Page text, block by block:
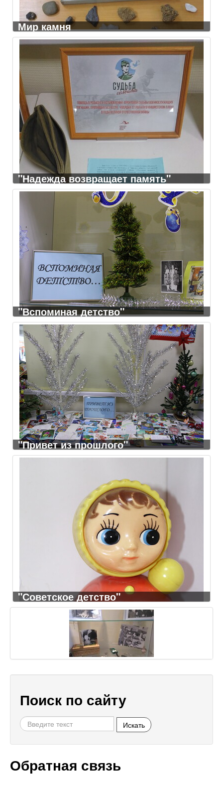
Мир камня
"Надежда возвращает память"
"Вспоминая детство"
"Привет из прошлого"
"Советское детство"
Поиск по сайту
Искать
Обратная связь